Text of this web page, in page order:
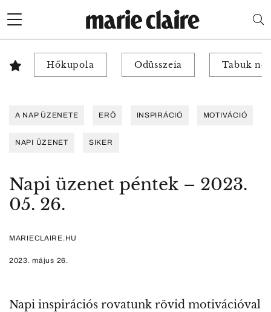
Hőkupola Odüsszeia Tabuk
A NAP ÜZENETE ERŐ INSPIRÁCIÓ MOTIVÁCIÓ
NAPI ÜZENET SIKER
Napi üzenet péntek – 2023.
05. 26.
MARIECLAIRE.HU
2023. május 26.
Napi inspirációs rovatunk rövid motivációval